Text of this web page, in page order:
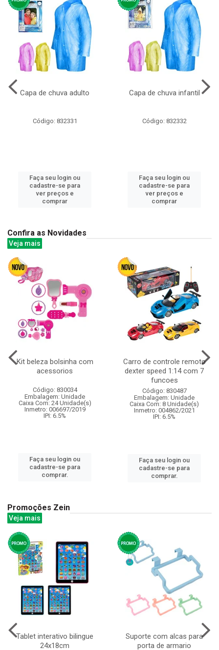
Capa de chuva adulto
Código: 832331
Faça seu login ou
cadastre-se para
ver preços e
comprar
Capa de chuva infantil
Código: 832332
Faça seu login ou
cadastre-se para
ver preços e
comprar
Confira as Novidades
Veja mais
Kit beleza bolsinha com
acessorios
Código: 830034
Embalagem: Unidade
Caixa Com: 24 Unidade(s)
Inmetro: 006697/2019
IPI: 6.5%
Faça seu login ou
cadastre-se para
comprar.
Carro de controle remoto
dexter speed 1:14 com 7
funcoes
Código: 830487
Embalagem: Unidade
Caixa Com: 8 Unidade(s)
Inmetro: 004862/2021
IPI: 6.5%
Faça seu login ou
cadastre-se para
comprar.
Promoções Zein
Veja mais
Tablet interativo bilingue
24x18cm
Suporte com alcas para
porta de armario